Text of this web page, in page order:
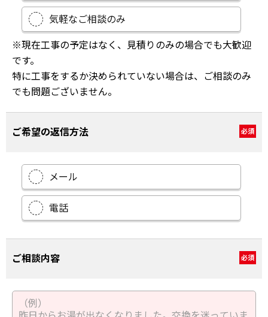
気軽なご相談のみ
※現在工事の予定はなく、見積りのみの場合でも大歓迎
です。
特に工事をするか決められていない場合は、ご相談のみ
でも問題ございません。
ご希望の返信方法 必須
メール
電話
ご相談内容 必須